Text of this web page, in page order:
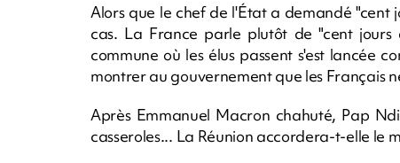
Alors que le chef de l'État a demandé "cent
cas. La France parle plutôt de "cent
commune où les élus passent s'est lancée
montrer au gouvernement que les Français
Après Emmanuel Macron chahuté, Pap
casseroles... La Réunion accordera-t-elle le